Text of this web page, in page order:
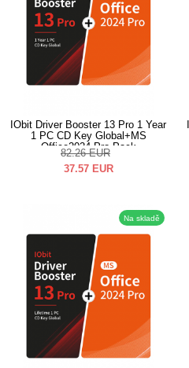
IObit Driver Booster 13 Pro 1 Year
1 PC CD Key Global+MS
Office2024 Pro Pack
82.26 EUR
37.57 EUR
Na skladě